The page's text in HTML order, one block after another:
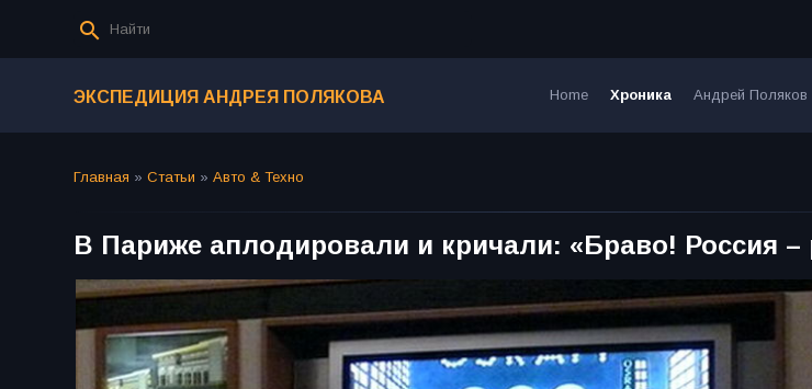
ЭКСПЕДИЦИЯ АНДРЕЯ ПОЛЯКОВА Home Хроника Андрей Поляков
Главная » Статьи » Авто & Техно
В Париже аплодировали и кричали: «Браво! Россия –